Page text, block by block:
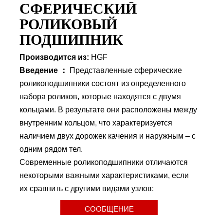
СФЕРИЧЕСКИЙ
РОЛИКОВЫЙ
ПОДШИПНИК
Производится из: HGF
Введение ：
Представленные сферические
роликоподшипники состоят из определенного
набора роликов, которые находятся с двумя
кольцами. В результате они расположены между
внутренним кольцом, что характеризуется
наличием двух дорожек качения и наружным – с
одним рядом тел.
Современные роликоподшипники отличаются
некоторыми важными характеристиками, если
их сравнить с другими видами узлов:
СООБЩЕНИЕ